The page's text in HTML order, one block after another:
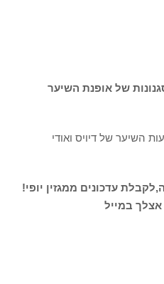
השיער של דיויס ואודי
עדכונים ממגזין יופי!
במייל